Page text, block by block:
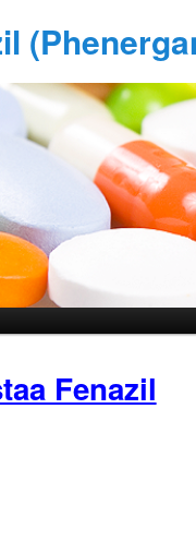
Fenazil